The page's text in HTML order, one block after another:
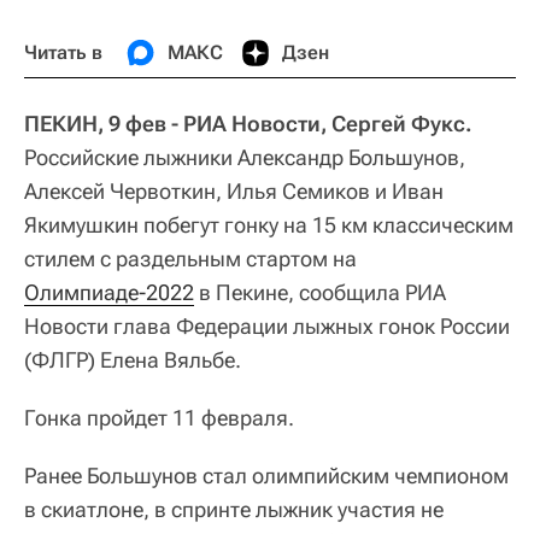
Читать в МАКС Дзен
ПЕКИН, 9 фев - РИА Новости, Сергей Фукс.
Российские лыжники Александр Большунов,
Алексей Червоткин, Илья Семиков и Иван
Якимушкин побегут гонку на 15 км классическим
стилем с раздельным стартом на
Олимпиаде-2022 в Пекине, сообщила РИА
Новости глава Федерации лыжных гонок России
(ФЛГР) Елена Вяльбе.
Гонка пройдет 11 февраля.
Ранее Большунов стал олимпийским чемпионом
в скиатлоне, в спринте лыжник участия не